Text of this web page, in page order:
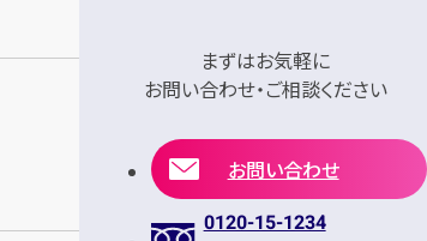
まずはお気軽に
お問い合わせ・ご相談ください
お問い合わせ
0120-15-1234